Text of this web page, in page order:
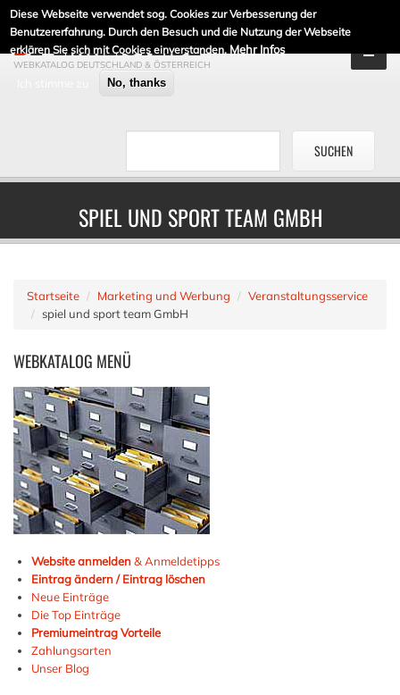
Diese Webseite verwendet sog. Cookies zur Verbesserung der
Benutzererfahrung. Durch den Besuch und die Nutzung der Webseite
erklären Sie sich mit Cookies einverstanden. Mehr Infos
No, thanks
DE-LINKLISTE.DE
WEBKATALOG DEUTSCHLAND & ÖSTERREICH
SPIEL UND SPORT TEAM GMBH
Startseite Marketing und Werbung
Veranstaltungsservice
spiel und sport team GmbH
WEBKATALOG MENÜ
Website anmelden& Anmeldetipps
Eintrag ändern / Eintrag löschen
Neue Einträge
Die Top Einträge
Premiumeintrag Vorteile
Zahlungsarten
Unser Blog